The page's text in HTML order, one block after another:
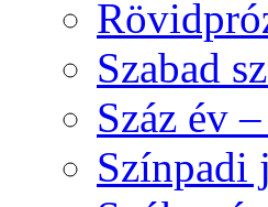
Szabad
Száz év
Színpadi